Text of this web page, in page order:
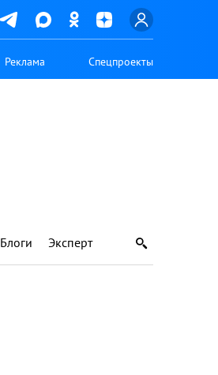
Реклама Спецпроекты
Блоги Эксперт